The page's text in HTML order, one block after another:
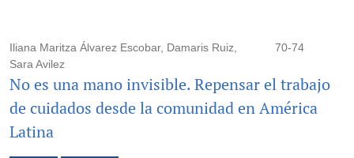
Iliana Maritza Álvarez Escobar, Damaris Ruiz,
Sara Avilez
70-74
No es una mano invisible. Repensar el trabajo
de cuidados desde la comunidad en América
Latina